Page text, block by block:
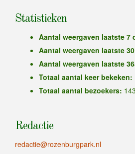
Statistieken
Aantal weergaven laatste 7
Aantal weergaven laatste
Aantal weergaven laatste
Totaal aantal keer bekeken:
Totaal aantal bezoekers:
Redactie
redactie@rozenburgpark.nl